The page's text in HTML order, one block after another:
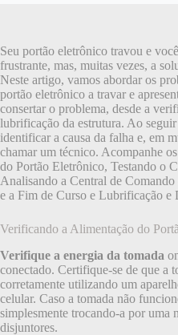
Seu portão eletrônico travou e
frustrante, mas, muitas vezes, a
Neste artigo, vamos abordar os
portão eletrônico a travar e
consertar o problema, desde a
lubrificação da estrutura. Ao
identificar a causa da falha e, em
chamar um técnico. Acompanhe
do Portão Eletrônico, Testando o
Analisando a Central de
e a Fim de Curso e Lubrificação e
Verificando a Alimentação do
Verifique a energia da tomada
conectado. Certifique-se de que a
corretamente utilizando um
celular. Caso a tomada não
simplesmente trocando-a por uma
disjuntores.